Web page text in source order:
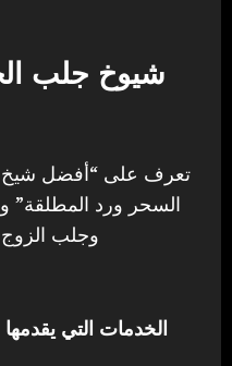
شيوخ جلب
تعرف على “أفضل شيخ
السحر ورد المطلقة”
وجلب الزوج
الخدمات التي يقدمها